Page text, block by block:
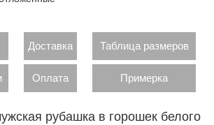
Доставка Таблица размеров
Оплата Примерка
рубашка в горошек белого